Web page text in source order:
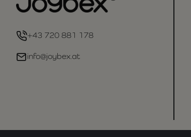
+43 720 881 178
info@joybex.at